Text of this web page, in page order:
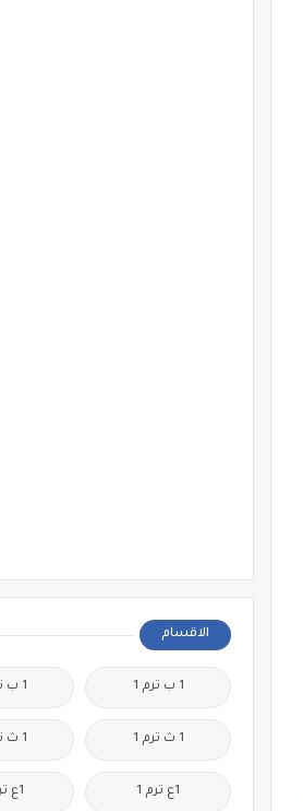
الاقسام
1 ب ترم 1 1 ب ترم 2
1 ث ترم 1 1 ث ترم 2
1ع ترم 1 1ع ترم 2